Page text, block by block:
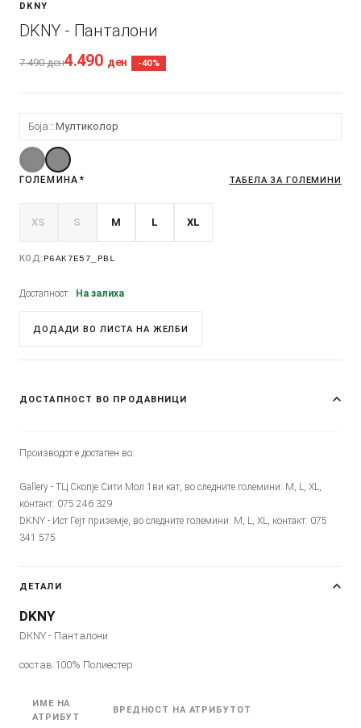
DKNY
DKNY - Панталони
7.490ден4.490 ден -40%
Боја: Мултиколор
ГОЛЕМИНА * ТАБЕЛА ЗА ГОЛЕМИНИ
XS S M L XL
КОД:P6AK7E57_PBL
Достапност: На залиха
ДОДАДИ ВО ЛИСТА НА ЖЕЛБИ
ДОСТАПНОСТ ВО ПРОДАВНИЦИ
Производот е достапен во:
Gallery - ТЦ Скопје Сити Мол 1ви кат, во следните големини: M, L, XL,
контакт: 075 246 329
DKNY - Ист Гејт приземје, во следните големини: M, L, XL, контакт: 075
341 575
ДЕТАЛИ
DKNY
DKNY - Панталони
состав:100% Полиестер
ИМЕ НА
АТРИБУТ
ВРЕДНОСТ НА АТРИБУТОТ